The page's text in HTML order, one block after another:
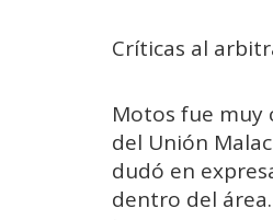
Críticas al
Motos fue muy
del Unión
dudó en
dentro del